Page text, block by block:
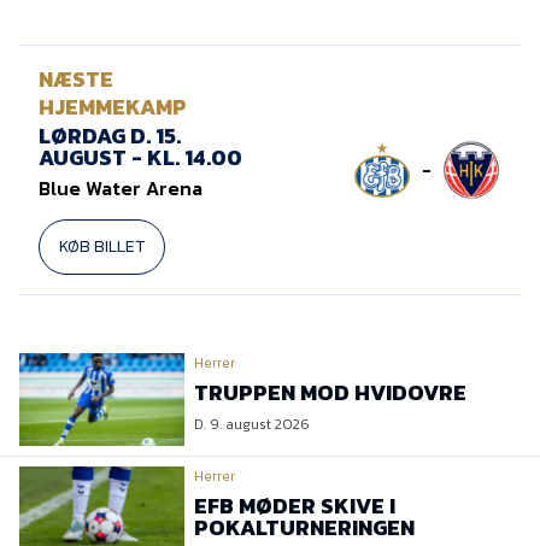
NÆSTE
HJEMMEKAMP
LØRDAG D. 15.
AUGUST - KL. 14.00
Blue Water Arena
KØB BILLET
-
Herrer
TRUPPEN MOD HVIDOVRE
D. 9. august 2026
Herrer
EFB MØDER SKIVE I
POKALTURNERINGEN